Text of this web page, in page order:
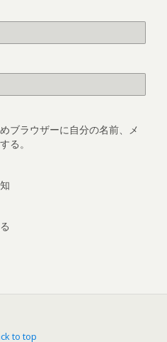
ブラウザーに自分の名前、メ
る。
to top